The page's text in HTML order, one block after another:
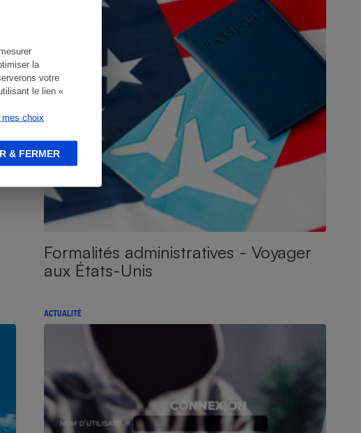
la
votre
le lien «
mes choix
& FERMER
Formalités administratives - Voyager
aux États-Unis
ACTUALITÉ